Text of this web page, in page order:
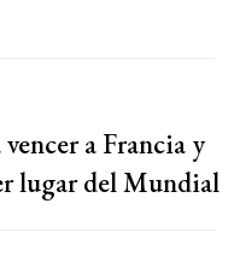
a Francia y
lugar del Mundial